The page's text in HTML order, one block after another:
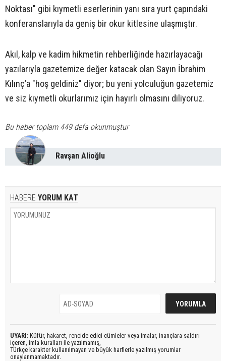
Noktası" gibi kıymetli eserlerinin yanı sıra yurt çapındaki
konferanslarıyla da geniş bir okur kitlesine ulaşmıştır.
Akıl, kalp ve kadim hikmetin rehberliğinde hazırlayacağı
yazılarıyla gazetemize değer katacak olan Sayın İbrahim
Kılınç’a "hoş geldiniz" diyor; bu yeni yolculuğun gazetemiz
ve siz kıymetli okurlarımız için hayırlı olmasını diliyoruz.
Bu haber toplam 449 defa okunmuştur
Ravşan Alioğlu
HABERE YORUM KAT
UYARI: Küfür, hakaret, rencide edici cümleler veya imalar, inançlara saldırı
içeren, imla kuralları ile yazılmamış,
Türkçe karakter kullanılmayan ve büyük harflerle yazılmış yorumlar
onaylanmamaktadır.